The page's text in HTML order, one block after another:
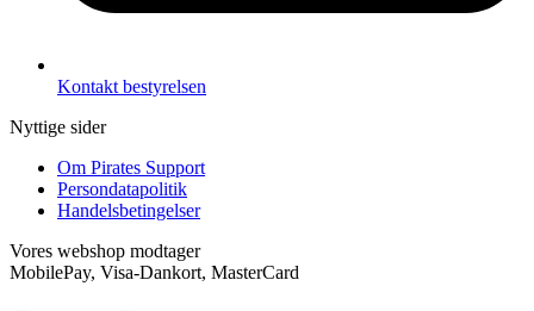
Kontakt bestyrelsen
Nyttige sider
Om Pirates Support
Persondatapolitik
Handelsbetingelser
Vores webshop modtager
MobilePay, Visa-Dankort, MasterCard